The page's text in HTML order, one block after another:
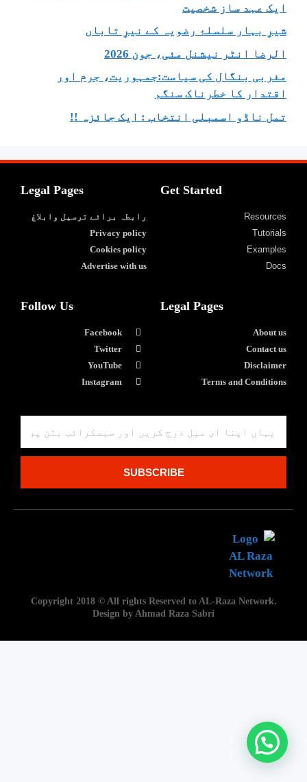
ایک عہد ساز شخصیت
شیرِ بہار سلسلۂ رضویہ کے نیرِ تاباں
الرضا انٹر نیشنل مئی، جون 2026
مغربی بنگال کی سیاست:جمہوریت، جرم اور
اقتدار کا خطرناک سنگم
تمل ناڈو اسمبلی انتخاب : ایک جائزہ !!
Get Started
Resources
Tutorials
Examples
Docs
Legal Pages
رابطہ برائے ترسیل وابلاغ
Privacy policy
Cookies policy
Advertise with us
Legal Pages
About us
Contact us
Disclaimer
Terms and Conditions
Follow Us
Facebook
Twitter
YouTube
Instagram
SUBSCRIBE
Copyright 2018 © All rights Reserved to AL-Raza Network.
Design by Ahmad Raza Sabri